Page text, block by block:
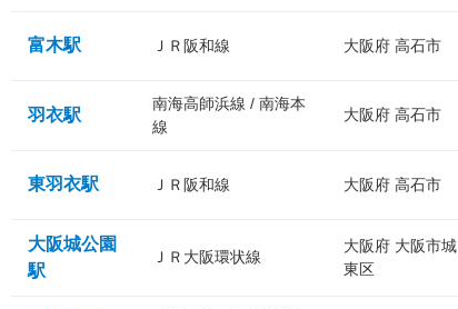
富木駅 ＪＲ阪和線 大阪府 高石市
羽衣駅
南海高師浜線 / 南海本
線
大阪府 高石市
東羽衣駅 ＪＲ阪和線 大阪府 高石市
大阪城公園
駅
ＪＲ大阪環状線
大阪府 大阪市城
東区